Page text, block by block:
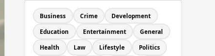
Business Crime Development
Education Entertainment General
Health Law Lifestyle Politics